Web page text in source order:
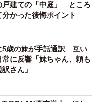
戸建ての「中庭」 ところ
かった後悔ポイント
5歳の妹が手話通訳 互い
に反響「妹ちゃん、頼も
さん」